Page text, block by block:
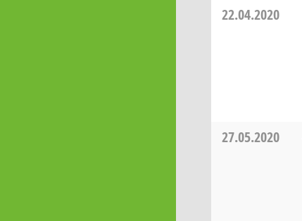
22.04.2020
27.05.2020